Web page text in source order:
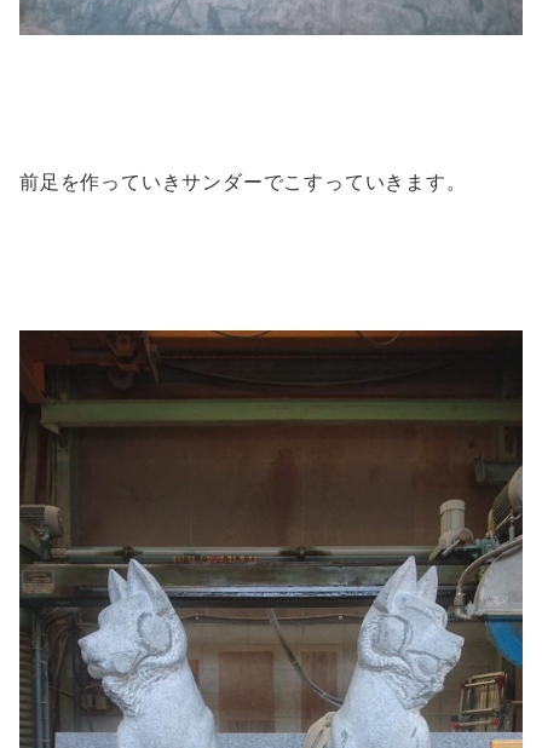
前足を作っていきサンダーでこすっていきます。